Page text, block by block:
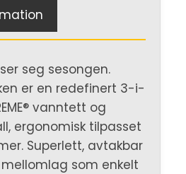
seg sesongen.
er en redefinert 3-i-
vanntett og
ergonomisk tilpasset
Superlett, avtakbar
som enkelt